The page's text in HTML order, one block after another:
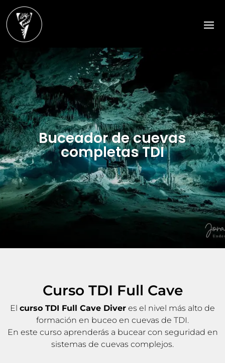
Buceador de cuevas
completas TDI
Curso TDI Full Cave
El curso TDI Full Cave Diver es el nivel más alto de
formación en buceo en cuevas de TDI.
En este curso aprenderás a bucear con seguridad en
sistemas de cuevas complejos.